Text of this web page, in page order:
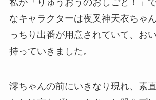
私が「りゅうおうのおしごと！」
なキャラクターは夜叉神天衣ちゃ
っちり出番が用意されていて、お
持っていきました。
澪ちゃんの前にいきなり現れ、素